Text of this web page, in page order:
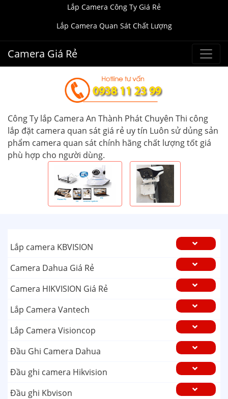
Lắp Camera Công Ty Giá Rẻ
Lắp Camera Quan Sát Chất Lượng
Camera Giá Rẻ
Công Ty lắp Camera An Thành Phát Chuyên Thi công
lắp đặt camera quan sát giá rẻ uy tín Luôn sử dủng sản
phẩm camera quan sát chính hãng chất lượng tốt giá
phù hợp cho người dùng.
Lắp camera KBVISION
Camera Dahua Giá Rẻ
Camera HIKVISION Giá Rẻ
Lắp Camera Vantech
Lắp Camera Visioncop
Đầu Ghi Camera Dahua
Đầu ghi camera Hikvision
Đầu ghi Kbvison